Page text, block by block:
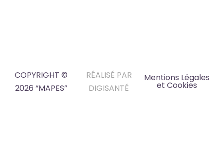
COPYRIGHT ©
2026 “MAPES”
RÉALISÉ PAR
DIGISANTÉ
Mentions Légales
et Cookies